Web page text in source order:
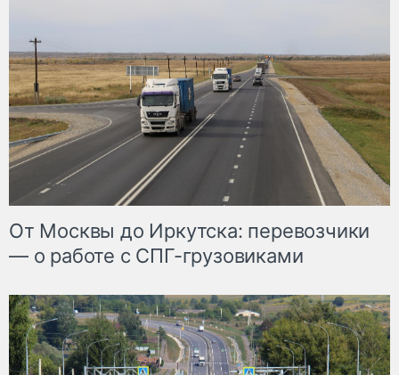
От Москвы до Иркутска: перевозчики
— о работе с СПГ-грузовиками